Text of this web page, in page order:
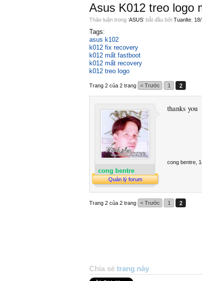
Asus K012 treo logo
Thảo luận trong 'ASUS' bắt đầu bởi Tuanlte
Tags:
asus k102
k012 fix recovery
k012 mất fastboot
k012 mất recovery
k012 treo logo
Trang 2 của 2 trang < Trước 1 2
cong bentre
Quản lý forum
thanks you
cong bentre
Trang 2 của 2 trang < Trước 1 2
Chia sẻ trang này